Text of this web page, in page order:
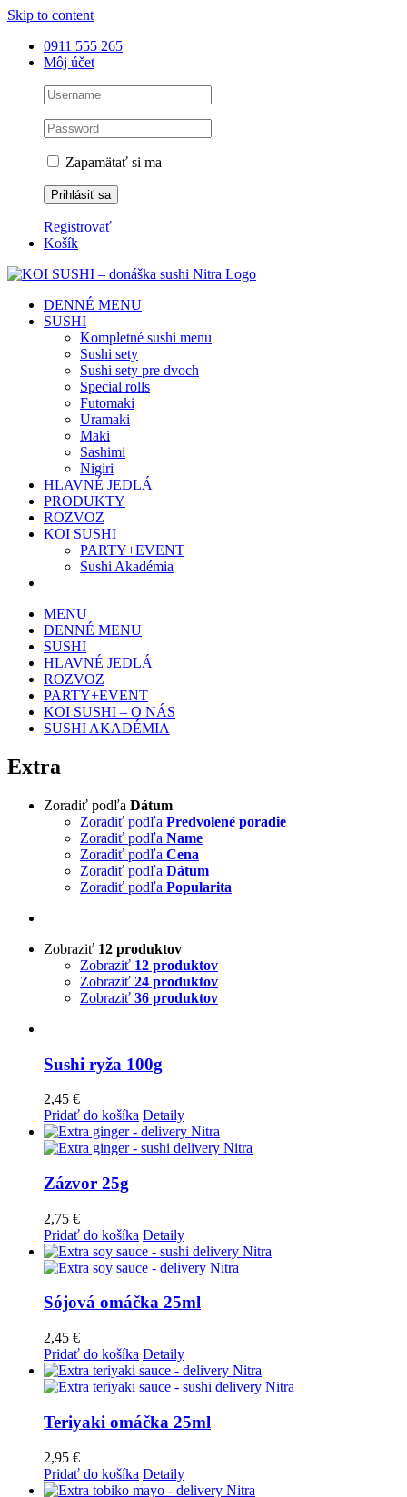
Skip to content
0911 555 265
Môj účet
Zapamätať si ma
Registrovať
Košík
DENNÉ MENU
SUSHI
Kompletné sushi menu
Sushi sety
Sushi sety pre dvoch
Special rolls
Futomaki
Uramaki
Maki
Sashimi
Nigiri
HLAVNÉ JEDLÁ
PRODUKTY
ROZVOZ
KOI SUSHI
PARTY+EVENT
Sushi Akadémia
MENU
DENNÉ MENU
SUSHI
HLAVNÉ JEDLÁ
ROZVOZ
PARTY+EVENT
KOI SUSHI – O NÁS
SUSHI AKADÉMIA
Extra
Zoradiť podľa Dátum
Zoradiť podľa Predvolené poradie
Zoradiť podľa Name
Zoradiť podľa Cena
Zoradiť podľa Dátum
Zoradiť podľa Popularita
Zobraziť 12 produktov
Zobraziť 12 produktov
Zobraziť 24 produktov
Zobraziť 36 produktov
Sushi ryža 100g
2,45 €
Pridať do košíka Detaily
Zázvor 25g
2,75 €
Pridať do košíka Detaily
Sójová omáčka 25ml
2,45 €
Pridať do košíka Detaily
Teriyaki omáčka 25ml
2,95 €
Pridať do košíka Detaily